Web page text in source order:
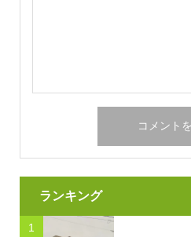
ランキング
1